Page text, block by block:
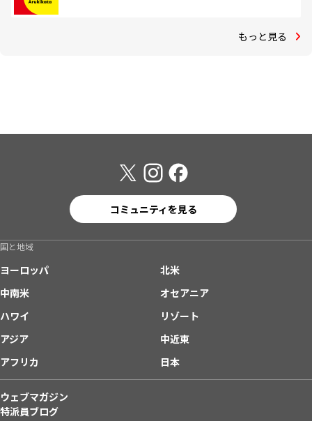
もっと見る
コミュニティを見る
国と地域
ヨーロッパ
北米
中南米
オセアニア
ハワイ
リゾート
アジア
中近東
アフリカ
日本
ウェブマガジン
特派員ブログ